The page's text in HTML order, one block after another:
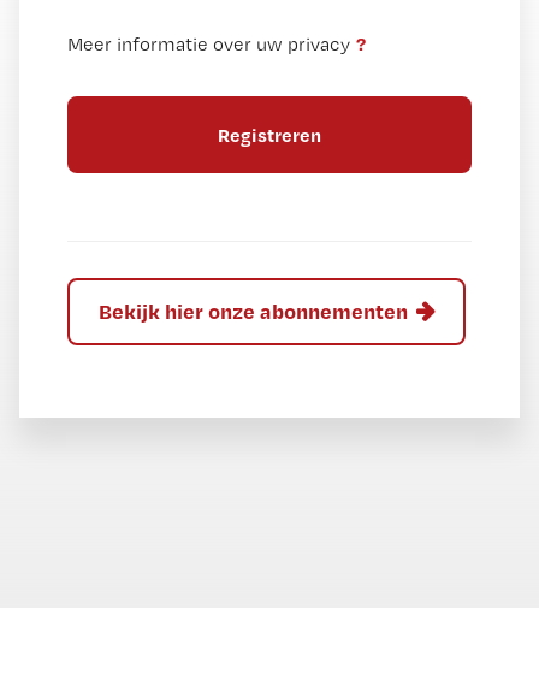
tt
l
Meer informatie over uw privacy ?
Bekijk hier onze abonnementen